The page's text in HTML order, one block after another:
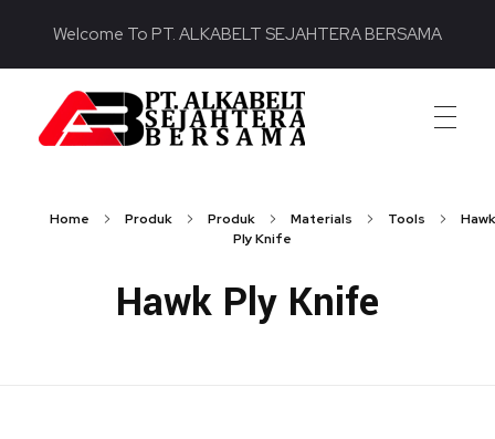
Welcome To PT. ALKABELT SEJAHTERA BERSAMA
Home Produk Produk Materials Tools
Hawk
Ply Knife
Hawk Ply Knife